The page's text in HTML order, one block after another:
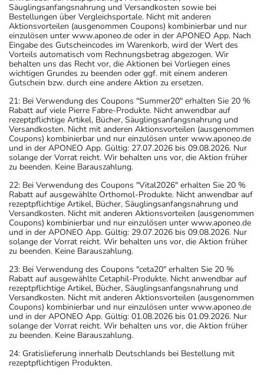
Säuglingsanfangsnahrung und Versandkosten sowie bei
Bestellungen über Vergleichsportale. Nicht mit anderen
Aktionsvorteilen (ausgenommen Coupons) kombinierbar und nur
einzulösen unter www.aponeo.de oder in der APONEO App. Nach
Eingabe des Gutscheincodes im Warenkorb, wird der Wert des
Vorteils automatisch vom Rechnungsbetrag abgezogen. Wir
behalten uns das Recht vor, die Aktionen bei Vorliegen eines
wichtigen Grundes zu beenden oder ggf. mit einem anderen
Gutschein bzw. durch eine andere Aktion zu ersetzen.
21: Bei Verwendung des Coupons "Summer20" erhalten Sie 20 %
Rabatt auf viele Pierre Fabre-Produkte. Nicht anwendbar auf
rezeptpflichtige Artikel, Bücher, Säuglingsanfangsnahrung und
Versandkosten. Nicht mit anderen Aktionsvorteilen (ausgenommen
Coupons) kombinierbar und nur einzulösen unter www.aponeo.de
und in der APONEO App. Gültig: 27.07.2026 bis 09.08.2026. Nur
solange der Vorrat reicht. Wir behalten uns vor, die Aktion früher
zu beenden. Keine Barauszahlung.
22: Bei Verwendung des Coupons "Vital2026" erhalten Sie 20 %
Rabatt auf ausgewählte Orthomol-Produkte. Nicht anwendbar auf
rezeptpflichtige Artikel, Bücher, Säuglingsanfangsnahrung und
Versandkosten. Nicht mit anderen Aktionsvorteilen (ausgenommen
Coupons) kombinierbar und nur einzulösen unter www.aponeo.de
und in der APONEO App. Gültig: 29.07.2026 bis 09.08.2026. Nur
solange der Vorrat reicht. Wir behalten uns vor, die Aktion früher
zu beenden. Keine Barauszahlung.
23: Bei Verwendung des Coupons "ceta20" erhalten Sie 20 %
Rabatt auf ausgewählte Cetaphil-Produkte. Nicht anwendbar auf
rezeptpflichtige Artikel, Bücher, Säuglingsanfangsnahrung und
Versandkosten. Nicht mit anderen Aktionsvorteilen (ausgenommen
Coupons) kombinierbar und nur einzulösen unter www.aponeo.de
und in der APONEO App. Gültig: 01.08.2026 bis 01.09.2026. Nur
solange der Vorrat reicht. Wir behalten uns vor, die Aktion früher
zu beenden. Keine Barauszahlung.
24: Gratislieferung innerhalb Deutschlands bei Bestellung mit
rezeptpflichtigen Produkten.